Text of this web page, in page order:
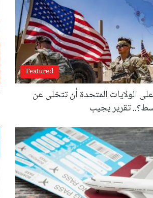
Featured
الولايات المتحدة أن تتخلى عن
تقرير يجيب